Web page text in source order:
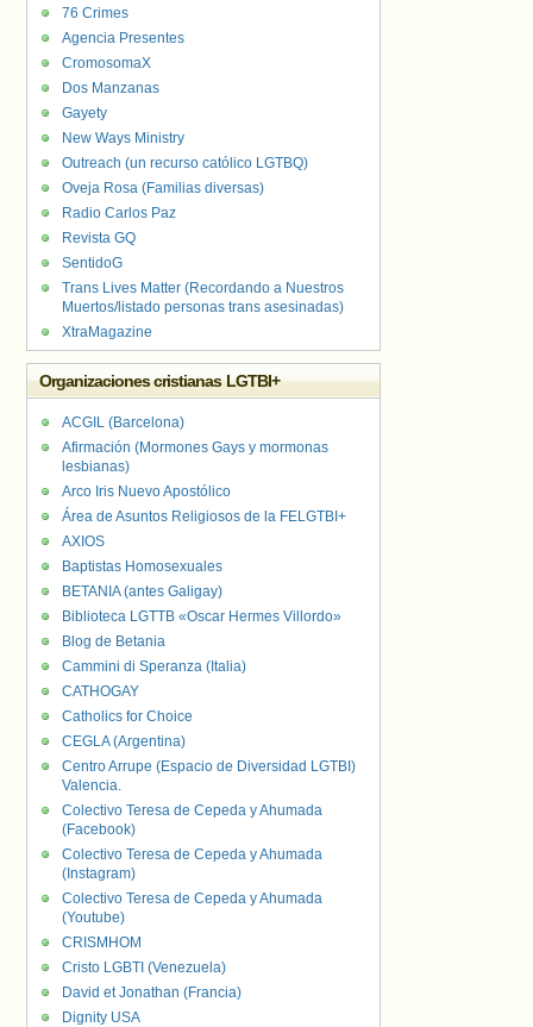
76 Crimes
Agencia Presentes
CromosomaX
Dos Manzanas
Gayety
New Ways Ministry
Outreach (un recurso católico LGTBQ)
Oveja Rosa (Familias diversas)
Radio Carlos Paz
Revista GQ
SentidoG
Trans Lives Matter (Recordando a Nuestros
Muertos/listado personas trans asesinadas)
XtraMagazine
Organizaciones cristianas LGTBI+
ACGIL (Barcelona)
Afirmación (Mormones Gays y mormonas
lesbianas)
Arco Iris Nuevo Apostólico
Área de Asuntos Religiosos de la FELGTBI+
AXIOS
Baptistas Homosexuales
BETANIA (antes Galigay)
Biblioteca LGTTB «Oscar Hermes Villordo»
Blog de Betania
Cammini di Speranza (Italia)
CATHOGAY
Catholics for Choice
CEGLA (Argentina)
Centro Arrupe (Espacio de Diversidad LGTBI)
Valencia.
Colectivo Teresa de Cepeda y Ahumada
(Facebook)
Colectivo Teresa de Cepeda y Ahumada
(Instagram)
Colectivo Teresa de Cepeda y Ahumada
(Youtube)
CRISMHOM
Cristo LGBTI (Venezuela)
David et Jonathan (Francia)
Dignity USA